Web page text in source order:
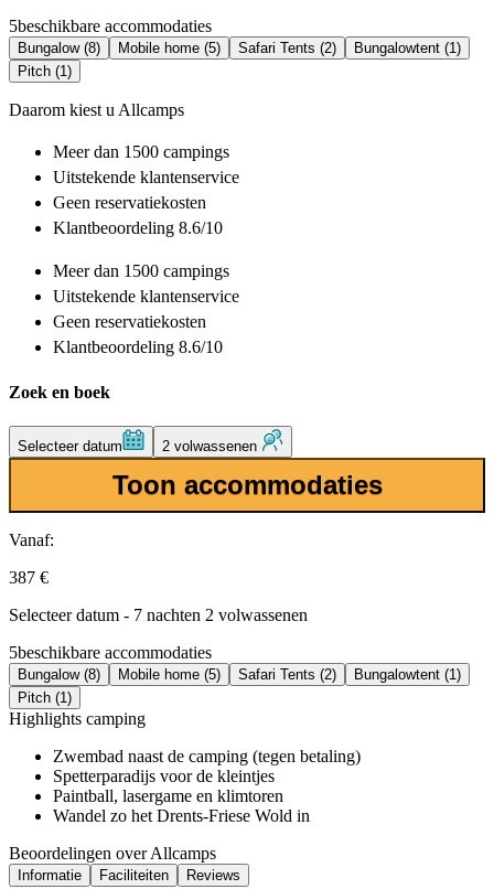
5beschikbare accommodaties
Bungalow (8) Mobile home (5) Safari Tents (2)
Bungalowtent (1)
Pitch (1)
Daarom kiest u Allcamps
Meer dan 1500 campings
Uitstekende klantenservice
Geen reservatiekosten
Klantbeoordeling 8.6/10
Meer dan 1500 campings
Uitstekende klantenservice
Geen reservatiekosten
Klantbeoordeling 8.6/10
Zoek en boek
Selecteer datum 2 volwassenen
Toon accommodaties
Vanaf:
387 €
Selecteer datum - 7 nachten 2 volwassenen
5beschikbare accommodaties
Bungalow (8) Mobile home (5) Safari Tents (2)
Bungalowtent (1)
Pitch (1)
Highlights camping
Zwembad naast de camping (tegen betaling)
Spetterparadijs voor de kleintjes
Paintball, lasergame en klimtoren
Wandel zo het Drents-Friese Wold in
Beoordelingen over Allcamps
Informatie Faciliteiten Reviews